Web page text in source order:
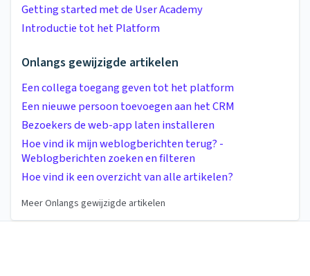
Getting started met de User Academy
Introductie tot het Platform
Onlangs gewijzigde artikelen
Een collega toegang geven tot het platform
Een nieuwe persoon toevoegen aan het CRM
Bezoekers de web-app laten installeren
Hoe vind ik mijn weblogberichten terug? -
Weblogberichten zoeken en filteren
Hoe vind ik een overzicht van alle artikelen?
Meer Onlangs gewijzigde artikelen